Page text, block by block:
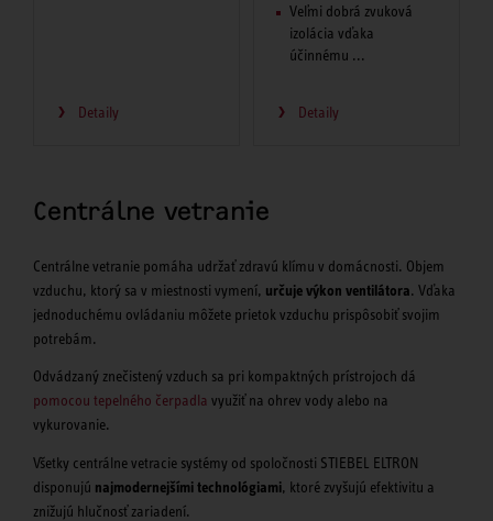
Detaily
Veľmi dobrá zvuková
izolácia vďaka
účinnému ...
Detaily
Centrálne vetranie
Centrálne vetranie pomáha udržať zdravú klímu v domácnosti. Objem
vzduchu, ktorý sa v miestnosti vymení, určuje výkon ventilátora. Vďaka
jednoduchému ovládaniu môžete prietok vzduchu prispôsobiť svojim
potrebám.
Odvádzaný znečistený vzduch sa pri kompaktných prístrojoch dá
pomocou tepelného čerpadla využiť na ohrev vody alebo na
vykurovanie.
Všetky centrálne vetracie systémy od spoločnosti STIEBEL ELTRON
disponujú najmodernejšími technológiami, ktoré zvyšujú efektivitu a
znižujú hlučnosť zariadení.